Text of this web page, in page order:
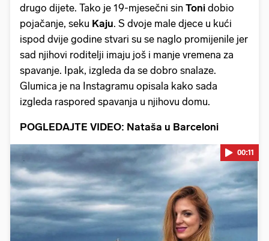
drugo dijete. Tako je 19-mjesečni sin Toni dobio
pojačanje, seku Kaju. S dvoje male djece u kući
ispod dvije godine stvari su se naglo promijenile jer
sad njihovi roditelji imaju još i manje vremena za
spavanje. Ipak, izgleda da se dobro snalaze.
Glumica je na Instagramu opisala kako sada
izgleda raspored spavanja u njihovu domu.
POGLEDAJTE VIDEO: Nataša u Barceloni
00:11